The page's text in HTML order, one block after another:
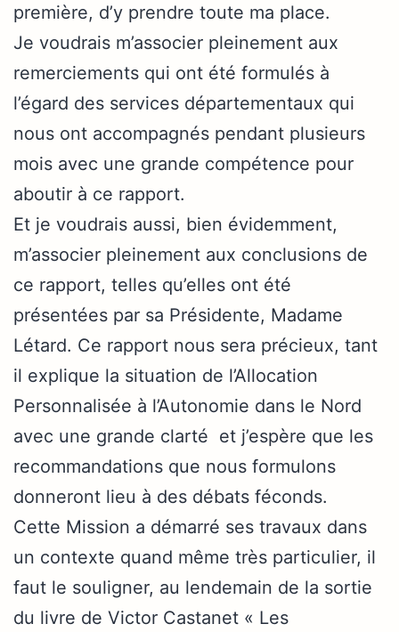
première, d’y prendre toute ma place.
Je voudrais m’associer pleinement aux
remerciements qui ont été formulés à
l’égard des services départementaux qui
nous ont accompagnés pendant plusieurs
mois avec une grande compétence pour
aboutir à ce rapport.
Et je voudrais aussi, bien évidemment,
m’associer pleinement aux conclusions de
ce rapport, telles qu’elles ont été
présentées par sa Présidente, Madame
Létard. Ce rapport nous sera précieux, tant
il explique la situation de l’Allocation
Personnalisée à l’Autonomie dans le Nord
avec une grande clarté et j’espère que les
recommandations que nous formulons
donneront lieu à des débats féconds.
Cette Mission a démarré ses travaux dans
un contexte quand même très particulier, il
faut le souligner, au lendemain de la sortie
du livre de Victor Castanet « Les